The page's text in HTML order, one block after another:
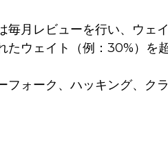
毎月レビューを行い、ウェ
たウェイト（例：30%）を
フォーク、ハッキング、ク